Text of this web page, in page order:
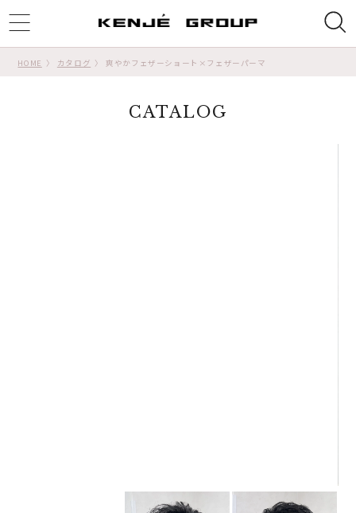
HOME カタログ 爽やかフェザーショート×フェザーパーマ
CATALOG